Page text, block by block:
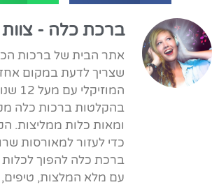
ברכת כלה -
אתר הבית של ברכות
שצריך לדעת במקום
בהקלטות ברכות כלה
ומאות כלות ממליצות.
כדי לעזור למאורסות
ברכת כלה להפוך לכלות
עם מלא המלצות, טיפים,